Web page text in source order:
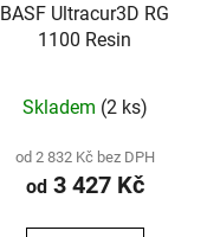
BASF Ultracur3D RG
1100 Resin
Skladem (2 ks)
od 2 832 Kč bez DPH
od3 427 Kč